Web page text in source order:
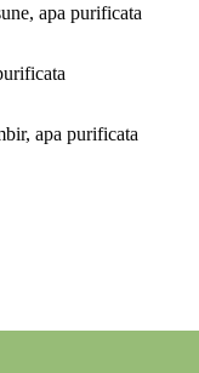
apa purificata
apa purificata